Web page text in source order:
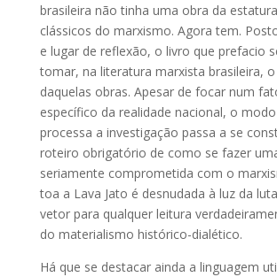
brasileira não tinha uma obra da
clássicos do marxismo. Agora tem.
e lugar de reflexão, o livro que prefacio
tomar, na literatura marxista brasileira,
daquelas obras. Apesar de focar num
específico da realidade nacional, o
processa a investigação passa a se
roteiro obrigatório de como se fazer
seriamente comprometida com o
toa a Lava Jato é desnudada à luz da
vetor para qualquer leitura
do materialismo histórico-dialético.
Há que se destacar ainda a linguagem